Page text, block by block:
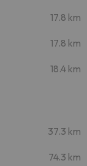
17.8 km
17.8 km
18.4 km
37.3 km
74.3 km